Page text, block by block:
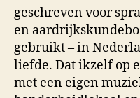
geschreven voor
en
gebruikt – in
liefde. Dat ikzelf op
met een eigen